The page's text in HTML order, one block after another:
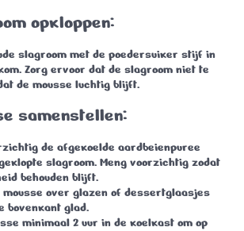
opkloppen:
slagroom met de poedersuiker stijf in
Zorg ervoor dat de slagroom niet te
de mousse luchtig blijft.
samenstellen:
de afgekoelde aardbeienpuree
slagroom. Meng voorzichtig zodat
behouden blijft.
mousse over glazen of dessertglaasjes
bovenkant glad.
minimaal 2 uur in de koelkast om op